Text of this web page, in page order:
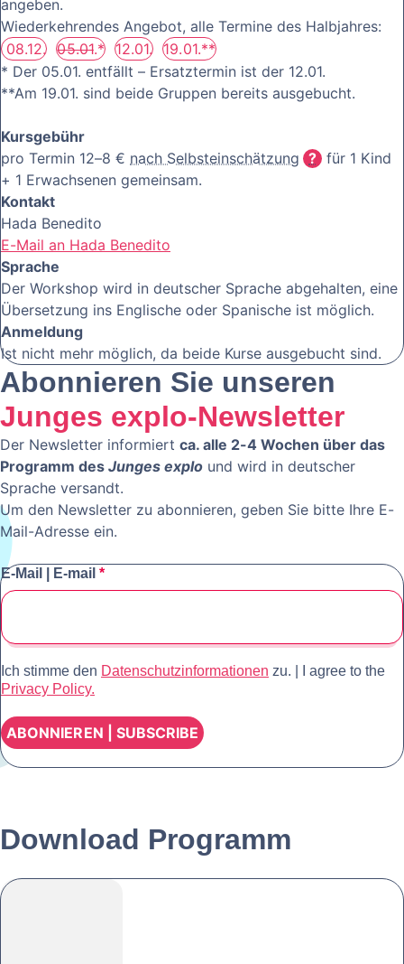
angeben.
Wiederkehrendes Angebot, alle Termine des Halbjahres:
08.12. 05.01.* 12.01. 19.01.**
* Der 05.01. entfällt – Ersatztermin ist der 12.01.
**Am 19.01. sind beide Gruppen bereits ausgebucht.
Kursgebühr
pro Termin 12–8 € nach Selbsteinschätzung
für 1 Kind
+ 1 Erwachsenen gemeinsam.
Kontakt
Hada Benedito
E-Mail an Hada Benedito
Sprache
Der Workshop wird in deutscher Sprache abgehalten, eine
Übersetzung ins Englische oder Spanische ist möglich.
Anmeldung
Ist nicht mehr möglich, da beide Kurse ausgebucht sind.
Abonnieren Sie unseren
Junges explo-Newsletter
Der Newsletter informiert ca. alle 2-4 Wochen über das
Programm des Junges explo und wird in deutscher
Sprache versandt.
Um den Newsletter zu abonnieren, geben Sie bitte Ihre E-
Mail-Adresse ein.
E-Mail | E-mail *
Ich stimme den Datenschutzinformationen zu.
I agree to the
Privacy Policy.
Download Programm